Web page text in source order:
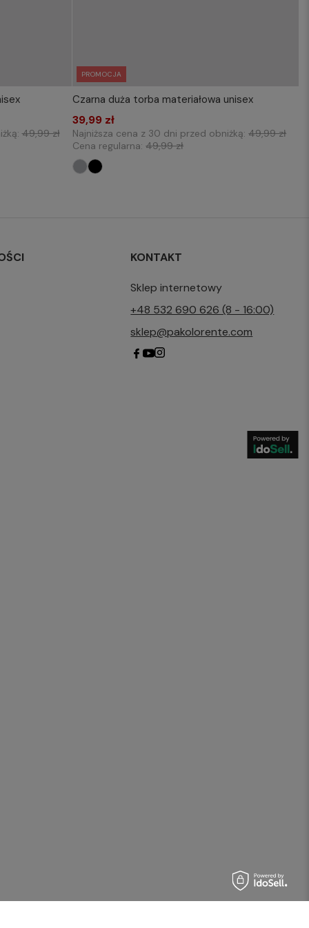
49,99 zł
PROMOCJA
WYBIERZ ROZMIAR DO KOSZYKA
Czarna duża torba materiałowa unisex
39,99 zł
Najniższa cena z 30 dni przed obniżką:49,99 zł
Cena regularna:49,99 zł
KONTAKT
Sklep internetowy
+48 532 690 626 (8 - 16:00)
sklep@pakolorente.com